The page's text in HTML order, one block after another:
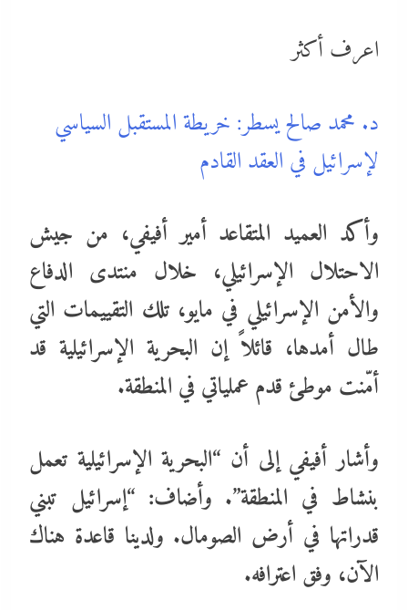
اعرف أكثر
د. محمد صالح يسطر: خريطة المستقبل السياسي
لإسرائيل في العقد القادم
وأكد العميد المتقاعد أمير أفيفي، من جيش
الاحتلال الإسرائيلي، خلال منتدى الدفاع
والأمن الإسرائيلي في مايو، تلك التقييمات التي
طال أمدها، قائلاً إن البحرية الإسرائيلية قد
أمّنت موطئ قدم عملياتي في المنطقة.
وأشار أفيفي إلى أن “البحرية الإسرائيلية تعمل
بنشاط في المنطقة”. وأضاف: “إسرائيل تبني
قدراتها في أرض الصومال. ولدينا قاعدة هناك
الآن، وفق اعترافه.